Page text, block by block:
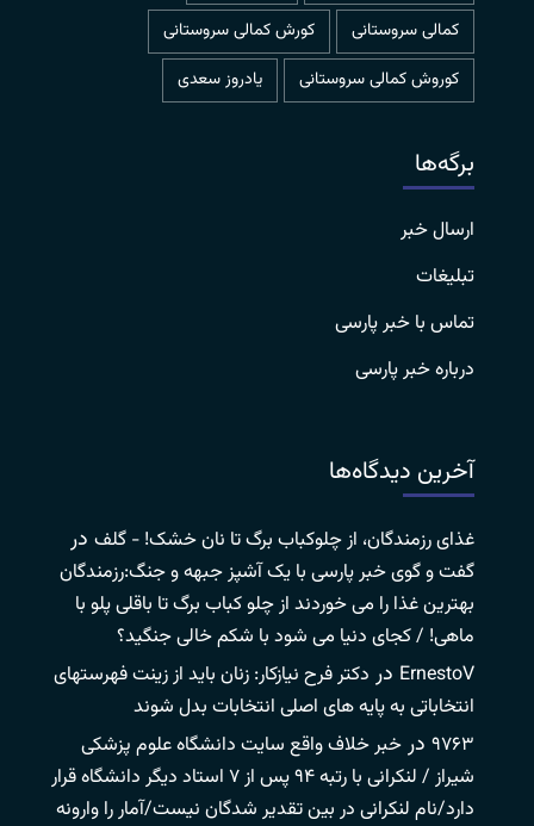
کمالی سروستانی
کورش کمالی سروستانی
کوروش کمالی سروستانی
یادروز سعدی
برگه‌ها
ارسال خبر
تبلیغات
تماس با خبر پارسی
درباره خبر پارسی
آخرین دیدگاه‌ها
غذای رزمندگان، از چلوکباب برگ تا نان خشک! - گلف در
گفت و گوی خبر پارسی با یک آشپز جبهه و جنگ:رزمندگان
بهترین غذا را می خوردند از چلو کباب برگ تا باقلی پلو با
ماهی! / کجای دنیا می شود با شکم خالی جنگید؟
ErnestoV در دکتر فرح نیازکار: زنان باید از زینت فهرستهای
انتخاباتی به پایه های اصلی انتخابات بدل شوند
۹۷۶۳ در خبر خلاف واقع سایت دانشگاه علوم پزشکی
شیراز / لنکرانی با رتبه ۹۴ پس از ۷ استاد دیگر دانشگاه قرار
دارد/نام لنکرانی در بین تقدیر شدگان نیست/آمار را وارونه